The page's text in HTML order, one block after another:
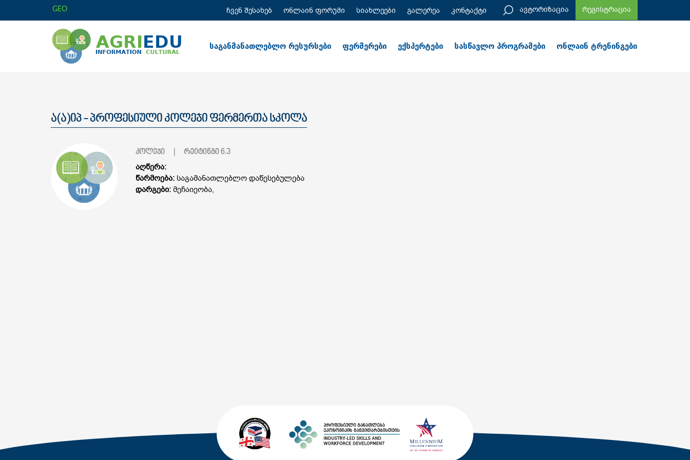
GEO ავტორიზაცია რეგისტრაცია
ჩვენ შესახებ ონლაინ ფორუმი სიახლეები გალერეა კონტაქტი
საგანმანათლებლო რესურსები ფერმერები ექსპერტები სასწავლო პროგრამები ონლაინ ტრენინგები
ა(ა)იპ - პროფესიული კოლეჯი ფერმერთა სკოლა
კოლეჯი | რეიტინგი 6.3
აღწერა:
წარმოება: საგამანათლებლო დაწესებულება
დარგები: მეჩაიეობა,